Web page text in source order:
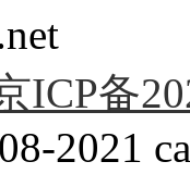
ICP备
2021